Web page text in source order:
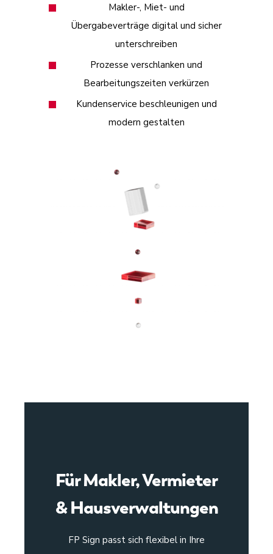
Makler-, Miet- und
Übergabeverträge digital und sicher
unterschreiben
Prozesse verschlanken und
Bearbeitungszeiten verkürzen
Kundenservice beschleunigen und
modern gestalten
Für Makler, Vermieter
& Hausverwaltungen
FP Sign passt sich flexibel in Ihre